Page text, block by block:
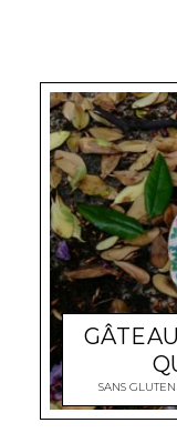
SANS GLUTEN